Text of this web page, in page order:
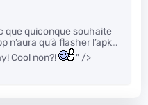
que quiconque souhaite
n’aura qu’à flasher l’apk…
Cool non?!
" />